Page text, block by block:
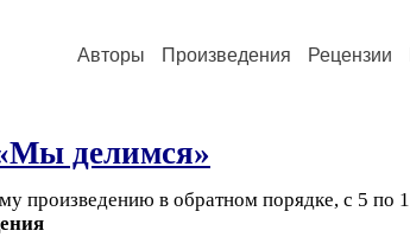
Авторы Произведения Рецензии
делимся»
произведению в обратном порядке, с 5 по 1